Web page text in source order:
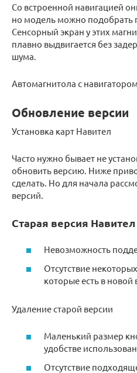
Со встроенной навигацией
но модель можно подобрать
Сенсорный экран у этих
плавно выдвигается без
шума.
Автомагнитола с навигатором
Обновление версии
Установка карт Навител
Часто нужно бывает не
обновить версию. Ниже
сделать. Но для начала
версий.
Старая версия Навител
Невозможность
Отсутствие
которые есть в новой
Удаление старой версии
Маленький размер
удобстве
Отсутствие